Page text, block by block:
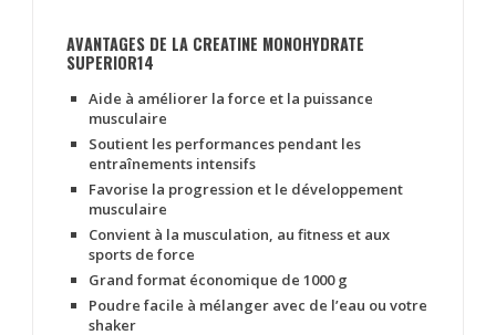
AVANTAGES DE LA CREATINE MONOHYDRATE
SUPERIOR14
Aide à améliorer la force et la puissance
musculaire
Soutient les performances pendant les
entraînements intensifs
Favorise la progression et le développement
musculaire
Convient à la musculation, au fitness et aux
sports de force
Grand format économique de 1000 g
Poudre facile à mélanger avec de l’eau ou votre
shaker